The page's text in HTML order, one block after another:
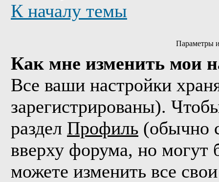
К началу темы
Параметры
Как мне изменить мои
Все ваши настройки
зарегистрированы).
раздел Профиль (обычно
вверху форума, но
можете изменить все